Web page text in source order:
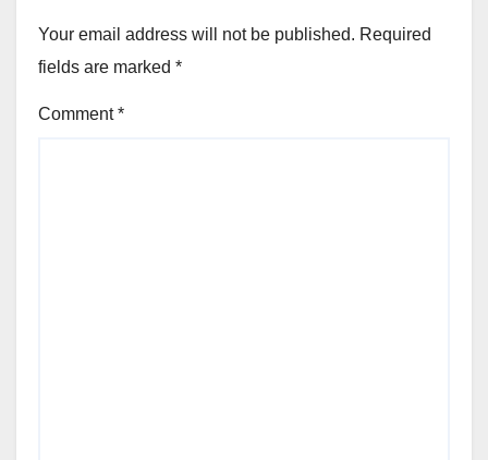
Your email address will not be published. Required
fields are marked *
Comment*